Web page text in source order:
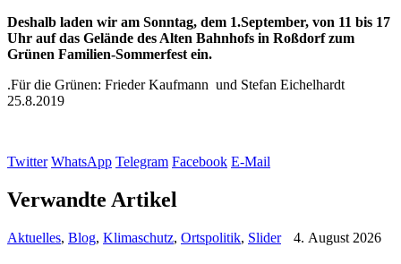
Deshalb laden wir am Sonntag, dem 1.September, von 11 bis 17
Uhr auf das Gelände des Alten Bahnhofs in Roßdorf zum
Grünen Familien-Sommerfest ein.
.Für die Grünen: Frieder Kaufmann und Stefan Eichelhardt
25.8.2019
Twitter WhatsApp Telegram Facebook E-Mail
Verwandte Artikel
Aktuelles, Blog, Klimaschutz, Ortspolitik, Slider 4. August 2026